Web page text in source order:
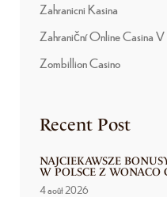
Zahranicni Kasina
Zahraniční Online Casina
Zombillion Casino
Recent Post
NAJCIEKAWSZE
W POLSCE Z WONACO
4 août 2026